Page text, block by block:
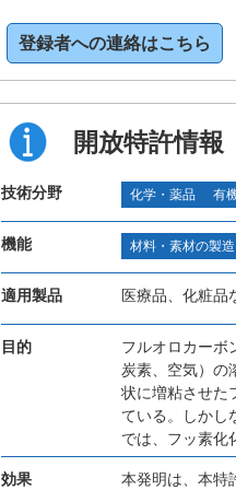
登録者への連絡はこちら
開放特許情報
技術分野 化学・薬品 有
機能 材料・素材の製造
適用製品 医療品、化粧品
目的
フルオロカーボ
炭素、空気）の
状に増粘させた
ている。しかし
では、フッ素化
効果 本発明は、本特